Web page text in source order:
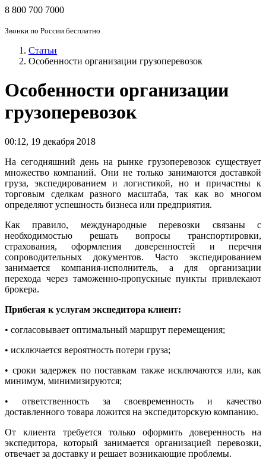
8 800 700 7000
Звонки по России бесплатно
Статьи
Особенности организации грузоперевозок
Особенности организации
грузоперевозок
00:12, 19 декабря 2018
На сегодняшний день на рынке грузоперевозок существует
множество компаний. Они не только занимаются доставкой
груза, экспедированием и логистикой, но и причастны к
торговым сделкам разного масштаба, так как во многом
определяют успешность бизнеса или предприятия.
Как правило, международные перевозки связаны с
необходимостью решать вопросы транспортировки,
страхования, оформления доверенностей и перечня
сопроводительных документов. Часто экспедированием
занимается компания-исполнитель, а для организации
перехода через таможенно-пропускные пункты привлекают
брокера.
Прибегая к услугам экспедитора клиент:
• согласовывает оптимальный маршрут перемещения;
• исключается вероятность потери груза;
• сроки задержек по поставкам также исключаются или, как
минимум, минимизируются;
• ответственность за своевременность и качество
доставленного товара ложится на экспедиторскую компанию.
От клиента требуется только оформить доверенность на
экспедитора, который занимается организацией перевозки,
отвечает за доставку и решает возникающие проблемы.